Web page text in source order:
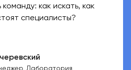
как искать, как
специалисты?
Лаборатория